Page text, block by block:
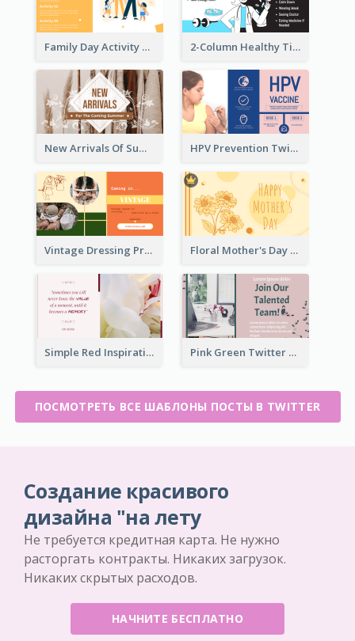
Family Day Activity Suggestions Twitter Post 2-Column Healthy Tips Twitter Post With Illustrations
New Arrivals Of Summer Clothes Twitter Post With White Decorations HPV Prevention Twitter Post
Vintage Dressing Promote Twitter Post Floral Mother's Day Twitter Post In Yellow Colour Tone
Simple Red Inspirational quotes Floral Twitter Post Pink Green Twitter Post
ПОСМОТРЕТЬ ВСЕ ШАБЛОНЫ ПОСТЫ В TWITTER
Создание красивого
дизайна "на лету
Не требуется кредитная карта. Не нужно
расторгать контракты. Никаких загрузок.
Никаких скрытых расходов.
НАЧНИТЕ БЕСПЛАТНО